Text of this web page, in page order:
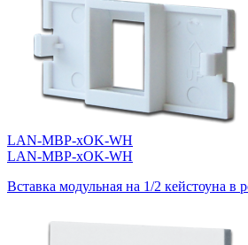
LAN-MBP-xOK-WH
LAN-MBP-xOK-WH
Вставка модульная на 1/2 кейстоуна в